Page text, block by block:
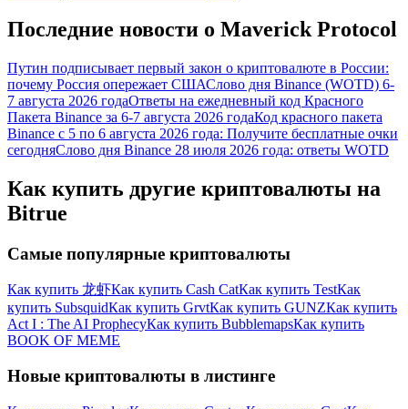
Последние новости о Maverick Protocol
Путин подписывает первый закон о криптовалюте в России:
почему Россия опережает СШАСлово дня Binance (WOTD) 6-
7 августа 2026 годаОтветы на ежедневный код Красного
Пакета Binance за 6-7 августа 2026 годаКод красного пакета
Binance с 5 по 6 августа 2026 года: Получите бесплатные очки
сегодняСлово дня Binance 28 июля 2026 года: ответы WOTD
Как купить другие криптовалюты на
Bitrue
Самые популярные криптовалюты
Как купить 龙虾Как купить Cash CatКак купить TestКак
купить SubsquidКак купить GrvtКак купить GUNZКак купить
Act I : The AI ProphecyКак купить BubblemapsКак купить
BOOK OF MEME
Новые криптовалюты в листинге